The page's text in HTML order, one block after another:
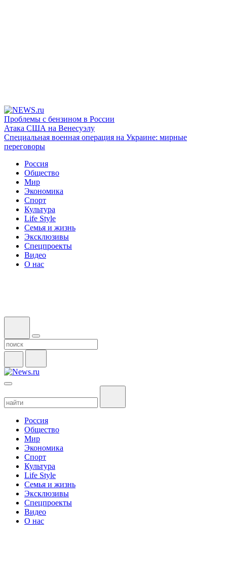
Проблемы с бензином в России
Атака США на Венесуэлу
Специальная военная операция на Украине: мирные
переговоры
Россия
Общество
Мир
Экономика
Спорт
Культура
Life Style
Семья и жизнь
Эксклюзивы
Спецпроекты
Видео
О нас
Россия
Общество
Мир
Экономика
Спорт
Культура
Life Style
Семья и жизнь
Эксклюзивы
Спецпроекты
Видео
О нас